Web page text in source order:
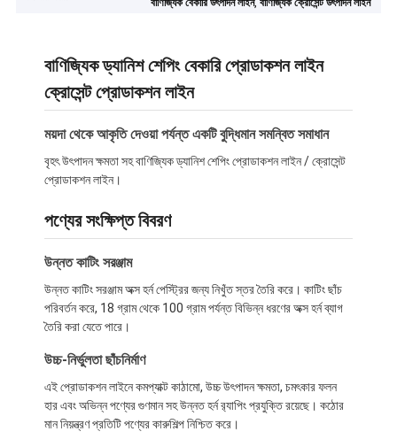
বাণিজ্যিক বেকারি উৎপাদন লাইন বাণিজ্যিক ক্রোসেন্ট উৎপাদন লাইন
বাণিজ্যিক ড্যানিশ শেপিং বেকারি প্রোডাকশন লাইন
ক্রোসেন্ট প্রোডাকশন লাইন
ময়দা থেকে আকৃতি দেওয়া পর্যন্ত একটি বুদ্ধিমান সমন্বিত সমাধান
বৃহৎ উৎপাদন ক্ষমতা সহ বাণিজ্যিক ড্যানিশ শেপিং প্রোডাকশন লাইন / ক্রোসেন্ট
প্রোডাকশন লাইন।
পণ্যের সংক্ষিপ্ত বিবরণ
উন্নত কাটিং সরঞ্জাম
উন্নত কাটিং সরঞ্জাম অক্স হর্ন পেস্ট্রির জন্য নিখুঁত স্তর তৈরি করে। কাটিং ছাঁচ
পরিবর্তন করে, 18 গ্রাম থেকে 100 গ্রাম পর্যন্ত বিভিন্ন ধরণের অক্স হর্ন ব্যাগ
তৈরি করা যেতে পারে।
উচ্চ-নির্ভুলতা ছাঁচনির্মাণ
এই প্রোডাকশন লাইনে কমপ্যাক্ট কাঠামো, উচ্চ উৎপাদন ক্ষমতা, চমৎকার ফলন
হার এবং অভিন্ন পণ্যের গুণমান সহ উন্নত হর্ন র‍্যাপিং প্রযুক্তি রয়েছে। কঠোর
মান নিয়ন্ত্রণ প্রতিটি পণ্যের কারুশিল্প নিশ্চিত করে।